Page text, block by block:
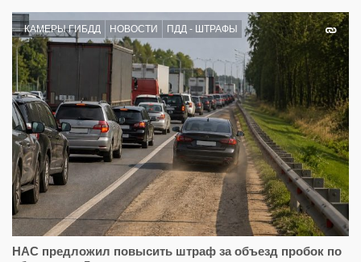
КАМЕРЫ ГИБДД НОВОСТИ ПДД - ШТРАФЫ
НАС предложил повысить штраф за объезд пробок по